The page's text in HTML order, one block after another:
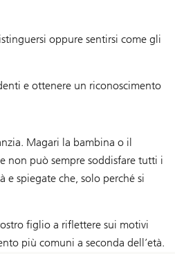
oppure sentirsi come gli
e ottenere un riconoscimento
Magari la bambina o il
non può sempre soddisfare tutti i
e spiegate che, solo perché si
figlio a riflettere sui motivi
più comuni a seconda dell’età.